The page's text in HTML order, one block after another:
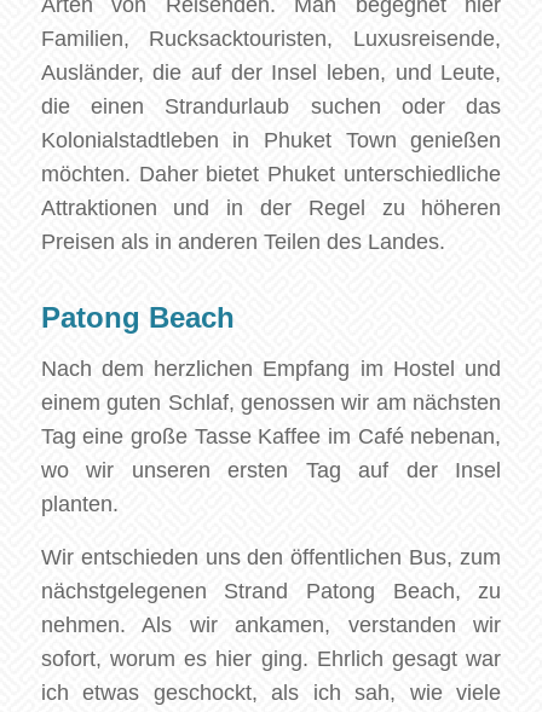
Arten von Reisenden. Man begegnet hier
Familien, Rucksacktouristen, Luxusreisende,
Ausländer, die auf der Insel leben, und Leute,
die einen Strandurlaub suchen oder das
Kolonialstadtleben in Phuket Town genießen
möchten. Daher bietet Phuket unterschiedliche
Attraktionen und in der Regel zu höheren
Preisen als in anderen Teilen des Landes.
Patong Beach
Nach dem herzlichen Empfang im Hostel und
einem guten Schlaf, genossen wir am nächsten
Tag eine große Tasse Kaffee im Café nebenan,
wo wir unseren ersten Tag auf der Insel
planten.
Wir entschieden uns den öffentlichen Bus, zum
nächstgelegenen Strand Patong Beach, zu
nehmen. Als wir ankamen, verstanden wir
sofort, worum es hier ging. Ehrlich gesagt war
ich etwas geschockt, als ich sah, wie viele